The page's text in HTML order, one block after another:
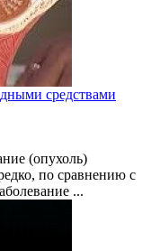
средствами
(опухоль)
по сравнению с
...